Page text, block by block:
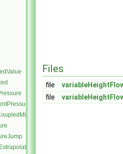
Files
file
file